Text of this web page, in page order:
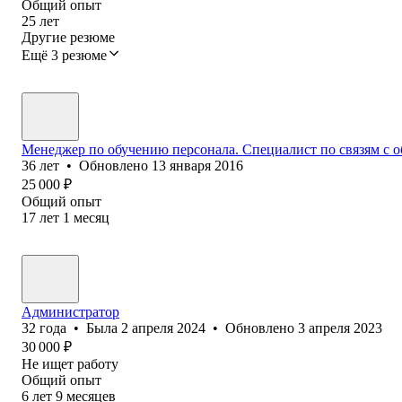
Общий опыт
25 лет
Другие резюме
Ещё 3 резюме
Менеджер по обучению персонала. Специалист по связям с
36 лет • Обновлено 13 января 2016
25 000 ₽
Общий опыт
17 лет 1 месяц
Администратор
32 года • Была 2 апреля 2024 • Обновлено 3 апреля 2023
30 000 ₽
Не ищет работу
Общий опыт
6 лет 9 месяцев